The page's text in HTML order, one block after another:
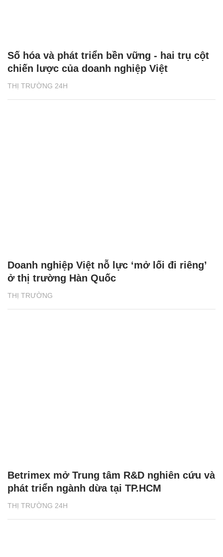
THỊ TRƯỜNG 24H
Số hóa và phát triển bền vững - hai trụ cột
chiến lược của doanh nghiệp Việt
THỊ TRƯỜNG
Doanh nghiệp Việt nỗ lực ‘mở lối đi riêng’
ở thị trường Hàn Quốc
THỊ TRƯỜNG 24H
Betrimex mở Trung tâm R&D nghiên cứu và
phát triển ngành dừa tại TP.HCM